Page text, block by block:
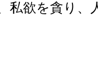
私欲を貪り